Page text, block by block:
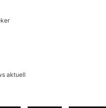
aktuell